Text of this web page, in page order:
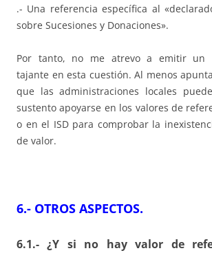
.- Una referencia específica al
sobre Sucesiones y Donaciones».
Por tanto, no me atrevo a emitir un
tajante en esta cuestión. Al menos
que las administraciones locales
sustento apoyarse en los valores de
o en el ISD para comprobar la
de valor.
6.- OTROS ASPECTOS.
6.1.- ¿Y si no hay valor de